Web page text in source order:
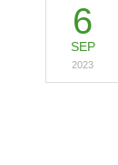
6
SEP
2023